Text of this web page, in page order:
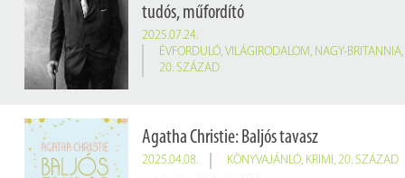
tudós, műfordító
2025.07.24.
ÉVFORDULÓ, VILÁGIRODALOM, NAGY-BRITANNIA,
20. SZÁZAD
Agatha Christie: Baljós tavasz
2025.04.08. KÖNYVAJÁNLÓ, KRIMI, 20. SZÁZAD